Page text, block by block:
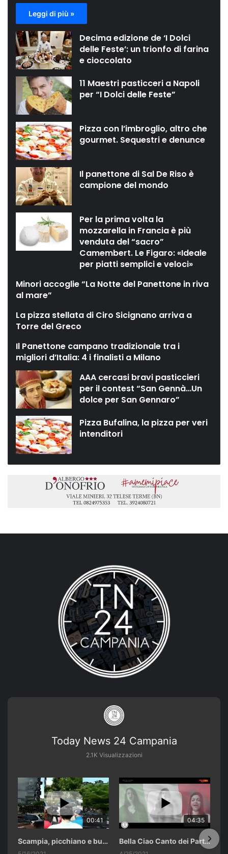
Leggi di più »
Decima edizione de ‘I Dolci
delle Feste’: un trionfo di farina
e cioccolato
11 Maestri pasticceri a Napoli
per “I Dolci delle Feste”
Pizza con l’imbroglio, altro che
gourmet. Sequestri e denunce
Il panettone di Sal De Riso è
campione del mondo
Per la prima volta la
mozzarella in Francia è più
venduta del “sacro”
Camembert. Le Figaro: «Ideale
per piatti semplici e veloci»
Minori accoglie “La Notte del Panettone in riva
al mare”
La pizza stellata di Ciro Sicignano arriva a
Torre del Greco
Il Panettone campano tradizionale tra i
migliori d’Italia: 4 i finalisti a Milano
AAA cercasi bravi pasticcieri
per il contest “San Gennà…Un
dolce per San Gennaro”
Pizza Bufalina, la pizza per veri
intenditori
Today News 24 Campania
2.1K Visualizzazioni
00:41
Scampia, picchiano e buttano in un cassonetto un uomo accusato di abusi sui nipotini.
04:35
Bella Ciao Canto dei Partigiani 25 Aprile 2021 Soulshine Gospel Choir Riardo (CE)